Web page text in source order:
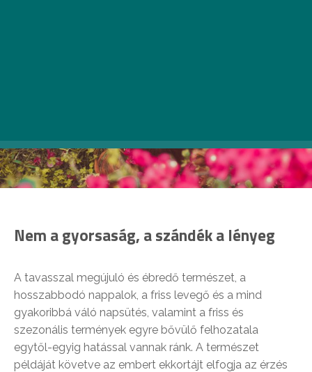
Nem a gyorsaság, a szándék a lényeg
A tavasszal megújuló és ébredő természet, a
hosszabbodó nappalok, a friss levegő és a mind
gyakoribbá váló napsütés, valamint a friss és
szezonális termények egyre bővülő felhozatala
egytől-egyig hatással vannak ránk. A természet
példáját követve az embert ekkortájt elfogja az érzés